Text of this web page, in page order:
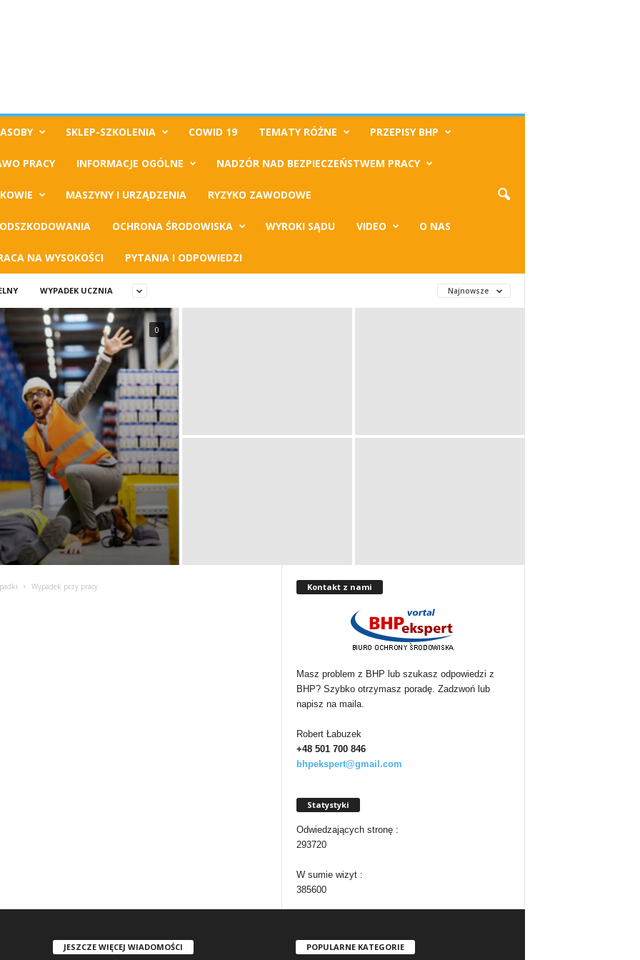
SKLEP-SZKOLENIA COWID 19 TEMATY RÓŻNE PRZEPISY BHP
PRACY INFORMACJE OGÓLNE NADZÓR NAD BEZPIECZEŃSTWEM PRACY
MASZYNY I URZĄDZENIA RYZYKO ZAWODOWE
ODSZKODOWANIA OCHRONA ŚRODOWISKA WYROKI SĄDU VIDEO O NAS
NA WYSOKOŚCI PYTANIA I ODPOWIEDZI
WYPADEK UCZNIA Najnowsze
0
Wypadek przy pracy Kontakt z nami
Masz problem z BHP lub szukasz odpowiedzi z
BHP? Szybko otrzymasz poradę. Zadzwoń lub
napisz na maila.
Robert Łabuzek
+48 501 700 846
bhpekspert@gmail.com
Statystyki
Odwiedzających stronę :
293720
W sumie wizyt :
385600
JESZCZE WIĘCEJ WIADOMOŚCI POPULARNE KATEGORIE